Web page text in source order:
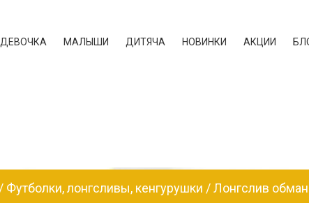
ДЕВОЧКА МАЛЫШИ ДИТЯЧА НОВИНКИ АКЦИИ
Футболки, лонгсливы, кенгурушки Лонгслив